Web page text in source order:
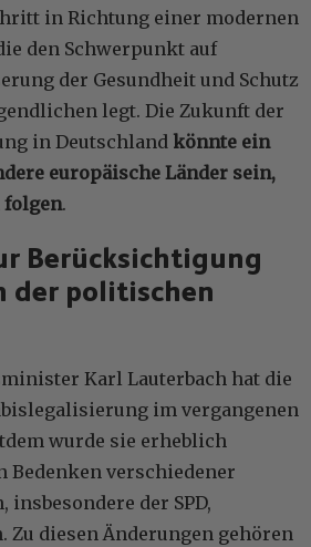
in Richtung einer modernen
den Schwerpunkt auf
der Gesundheit und Schutz
legt. Die Zukunft der
in Deutschland könnte ein
europäische Länder sein,
folgen.
Berücksichtigung
der politischen
Karl Lauterbach hat die
im vergangenen
wurde sie erheblich
Bedenken verschiedener
der SPD,
Zu diesen Änderungen gehören